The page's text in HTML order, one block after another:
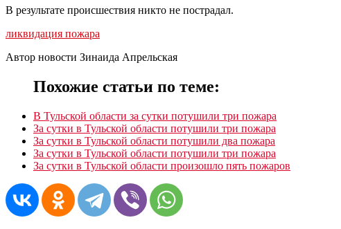
В результате происшествия никто не пострадал.
ликвидация пожара
Автор новости Зинаида Апрельская
Похожие статьи по теме:
В Тульской области за сутки потушили три пожара
За сутки в Тульской области потушили три пожара
За сутки в Тульской области потушили два пожара
За сутки в Тульской области потушили три пожара
За сутки в Тульской области произошло пять пожаров